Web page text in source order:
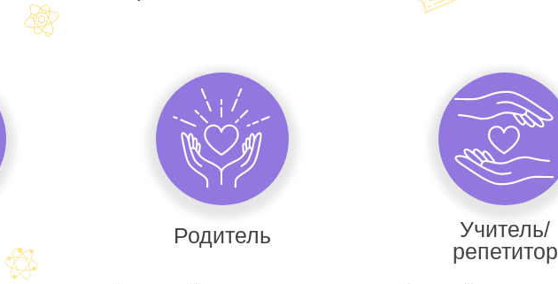
Родитель
Учитель/
репетитор